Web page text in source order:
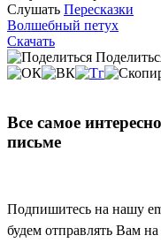
Слушать Пересказки
Волшебный петух
Скачать
Все самое
письме
Подпишитесь на нашу
будем отправлять Вам